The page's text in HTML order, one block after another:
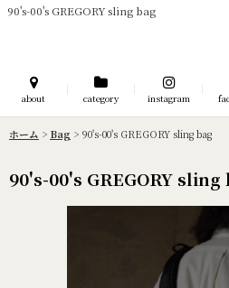
90's-00's GREGORY sling bag
about category instagram
ホーム > Bag > 90's-00's GREGORY sling bag
90's-00's GREGORY sling